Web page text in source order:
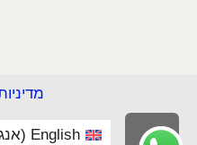
גלילה English
(